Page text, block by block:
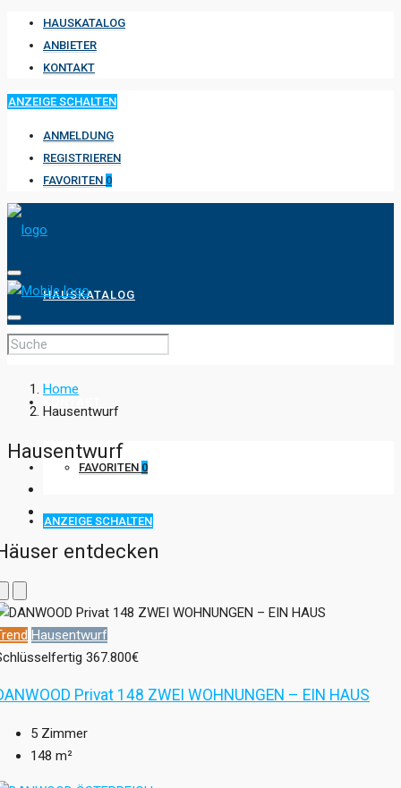
HAUSKATALOG
ANBIETER
KONTAKT
ANZEIGE SCHALTEN
ANMELDUNG
REGISTRIEREN
FAVORITEN 0
HAUSKATALOG
ANBIETER
FAVORITEN 0
ANZEIGE SCHALTEN
Home
Hausentwurf
Hausentwurf
entdecken
Hausentwurf
367.800€
Privat 148 ZWEI WOHNUNGEN – EIN HAUS
5 Zimmer
148 m²